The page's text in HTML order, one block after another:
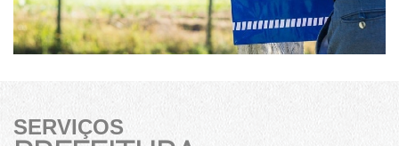
SERVIÇOS